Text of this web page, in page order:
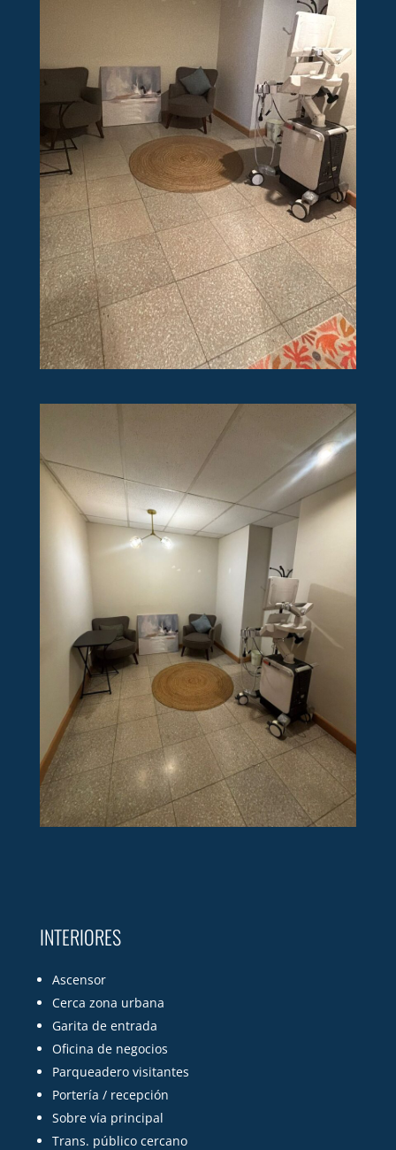
INTERIORES
Ascensor
Cerca zona urbana
Garita de entrada
Oficina de negocios
Parqueadero visitantes
Portería / recepción
Sobre vía principal
Trans. público cercano